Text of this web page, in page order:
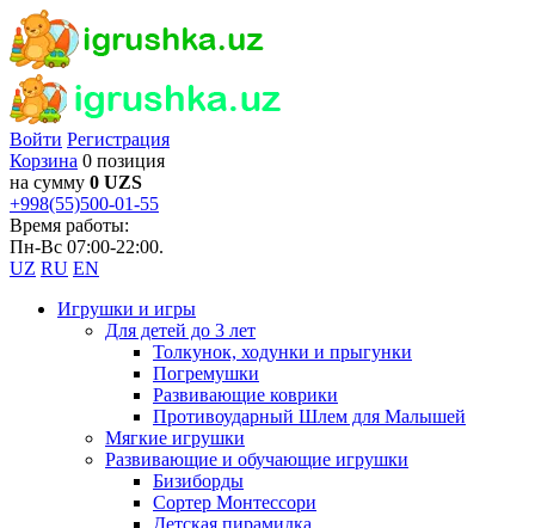
Войти Регистрация
Корзина 0 позиция
на сумму 0 UZS
+998(55)500-01-55
Время работы:
Пн-Вс 07:00-22:00.
UZ RU EN
Игрушки и игры
Для детей до 3 лет
Толкунок, ходунки и прыгунки
Погремушки
Развивающие коврики
Противоударный Шлем для Малышей
Мягкие игрушки
Развивающие и обучающие игрушки
Бизиборды
Сортер Монтессори
Детская пирамидка